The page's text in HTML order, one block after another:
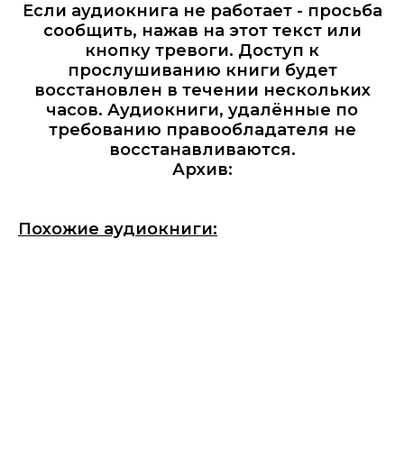
Если аудиокнига не работает - просьба
сообщить, нажав на этот текст или
кнопку тревоги. Доступ к
прослушиванию книги будет
восстановлен в течении нескольких
часов. Аудиокниги, удалённые по
требованию правообладателя не
восстанавливаются.
Архив:
Похожие аудиокниги: